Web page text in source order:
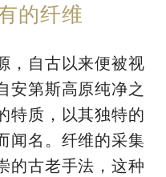
的纤维
，自古以来便被视
安第斯高原纯净之
特质，以其独特的
闻名。纤维的采集
的古老手法，这种